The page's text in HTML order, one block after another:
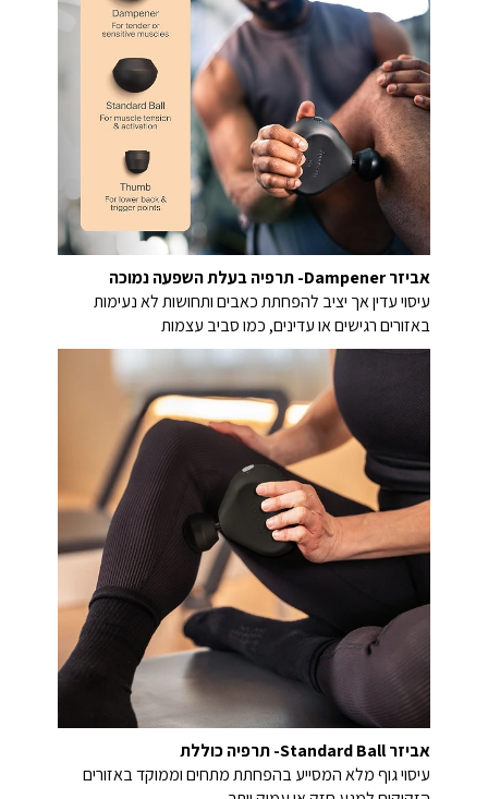
אביזר Dampener- תרפיה בעלת השפעה נמוכה
עיסוי עדין אך יציב להפחתת כאבים ותחושות לא נעימות
באזורים רגישים או עדינים, כמו סביב עצמות
אביזר Standard Ball- תרפיה כוללת
עיסוי גוף מלא המסייע בהפחתת מתחים וממוקד באזורים